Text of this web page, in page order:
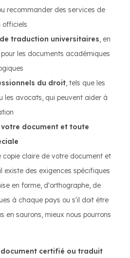
recommander des services de
officiels
traduction universitaires, en
les documents académiques
du droit, tels que les
les avocats, qui peuvent aider à
document et toute
copie claire de votre document et
existe des exigences spécifiques
en forme, d'orthographe, de
à chaque pays ou s'il doit être
en saurons, mieux nous pourrons
document certifié ou traduit